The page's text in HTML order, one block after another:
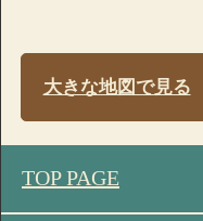
大きな地図で見る
TOP PAGE